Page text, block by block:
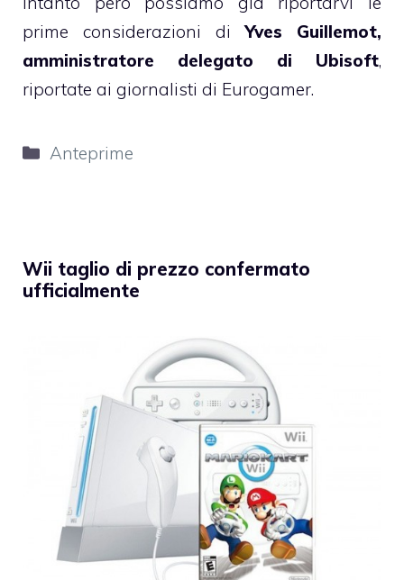
prime considerazioni diYves Guillemot,
amministratore delegato di Ubisoft,
riportate ai giornalisti di Eurogamer.
Categorie
Anteprime
Wii taglio di prezzo confermato
ufficialmente